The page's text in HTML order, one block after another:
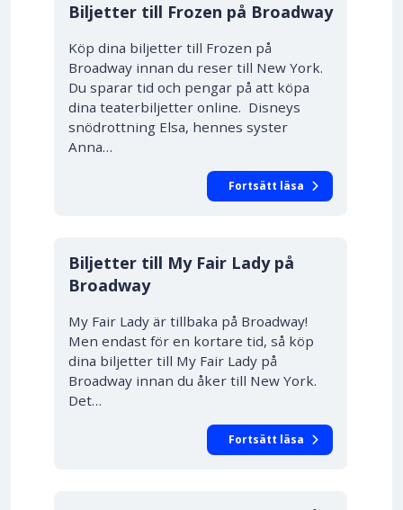
Biljetter till Frozen på Broadway
Köp dina biljetter till Frozen på
Broadway innan du reser till New York.
Du sparar tid och pengar på att köpa
dina teaterbiljetter online. Disneys
snödrottning Elsa, hennes syster
Anna…
Fortsätt läsa
Biljetter till My Fair Lady på
Broadway
My Fair Lady är tillbaka på Broadway!
Men endast för en kortare tid, så köp
dina biljetter till My Fair Lady på
Broadway innan du åker till New York.
Det…
Fortsätt läsa